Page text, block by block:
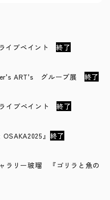
イブペイント終了
ART's グループ展 終了
イブペイント終了
』 終了
ラリー玻瑠 『ゴリラと魚の